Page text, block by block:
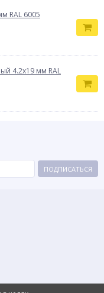
RAL 6005
4.2x19 мм RAL
ПОДПИСАТЬСЯ